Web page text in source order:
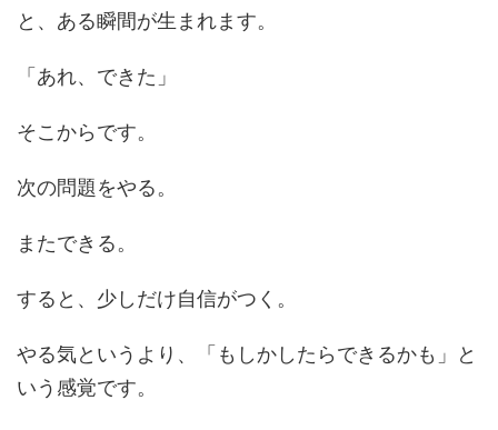
と、ある瞬間が生まれます。
「あれ、できた」
そこからです。
次の問題をやる。
またできる。
すると、少しだけ自信がつく。
やる気というより、「もしかしたらできるかも」と
いう感覚です。